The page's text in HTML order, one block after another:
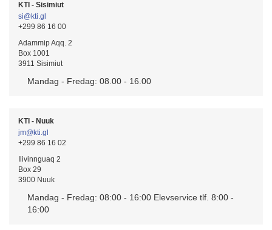
KTI - Sisimiut
si@kti.gl
+299 86 16 00
Adammip Aqq. 2
Box 1001
3911 Sisimiut
Mandag - Fredag: 08.00 - 16.00
KTI - Nuuk
jm@kti.gl
+299 86 16 02
Ilivinnguaq 2
Box 29
3900 Nuuk
Mandag - Fredag: 08:00 - 16:00 Elevservice tlf. 8:00 -
16:00